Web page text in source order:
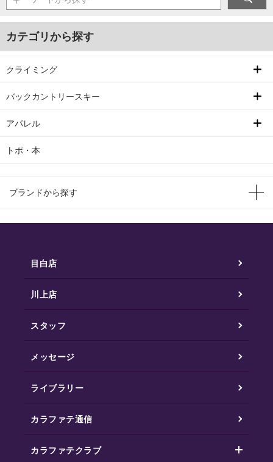
カテゴリから探す
クライミング
バックカントリースキー
アパレル
トポ・本
ブランドから探す
目白店
川上店
スタッフ
メッセージ
ライブラリー
カラファテ通信
カラファテクラブ